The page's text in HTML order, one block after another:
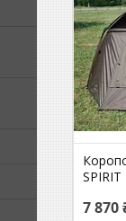
7 870